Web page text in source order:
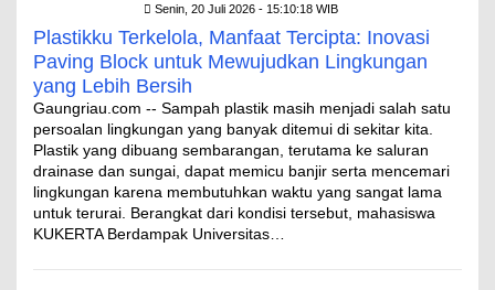
Senin, 20 Juli 2026 - 15:10:18 WIB
Plastikku Terkelola, Manfaat Tercipta: Inovasi
Paving Block untuk Mewujudkan Lingkungan
yang Lebih Bersih
Gaungriau.com -- Sampah plastik masih menjadi salah satu
persoalan lingkungan yang banyak ditemui di sekitar kita.
Plastik yang dibuang sembarangan, terutama ke saluran
drainase dan sungai, dapat memicu banjir serta mencemari
lingkungan karena membutuhkan waktu yang sangat lama
untuk terurai. Berangkat dari kondisi tersebut, mahasiswa
KUKERTA Berdampak Universitas…